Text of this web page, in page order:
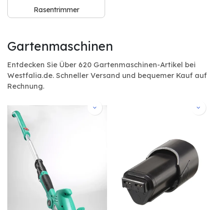
Rasentrimmer
Gartenmaschinen
Entdecken Sie Über 620 Gartenmaschinen-Artikel bei
Westfalia.de. Schneller Versand und bequemer Kauf auf
Rechnung.